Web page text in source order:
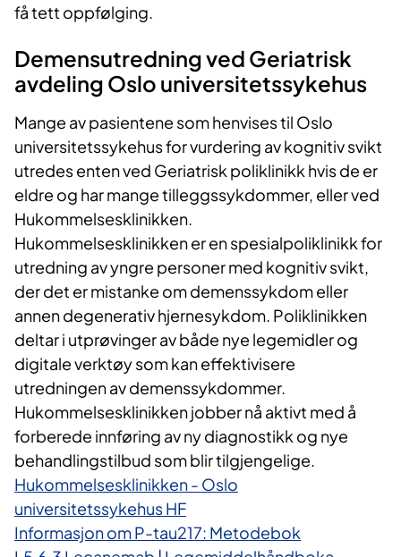
få tett oppfølging.
Demensutredning ved Geriatrisk
avdeling Oslo universitetssykehus
Mange av pasientene som henvises til Oslo
universitetssykehus for vurdering av kognitiv svikt
utredes enten ved Geriatrisk poliklinikk hvis de er
eldre og har mange tilleggssykdommer, eller ved
Hukommelsesklinikken.
Hukommelsesklinikken er en spesialpoliklinikk for
utredning av yngre personer med kognitiv svikt,
der det er mistanke om demenssykdom eller
annen degenerativ hjernesykdom. Poliklinikken
deltar i utprøvinger av både nye legemidler og
digitale verktøy som kan effektivisere
utredningen av demenssykdommer.
Hukommelsesklinikken jobber nå aktivt med å
forberede innføring av ny diagnostikk og nye
behandlingstilbud som blir tilgjengelige.
Hukommelsesklinikken - Oslo
universitetssykehus HF
Informasjon om P-tau217: Metodebok